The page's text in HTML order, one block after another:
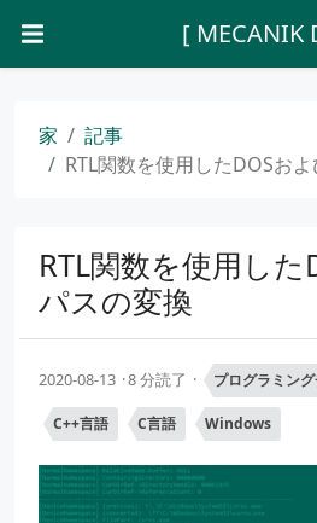
[ MECANIK
家
記事
RTL関数を使用したDOSお
RTL関数を使用し
パスの変換
2020-08-13 8 分読了 プログラミン
C++言語 C言語 Windows